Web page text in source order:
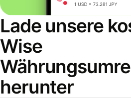
Lade unsere
Wise
herunter